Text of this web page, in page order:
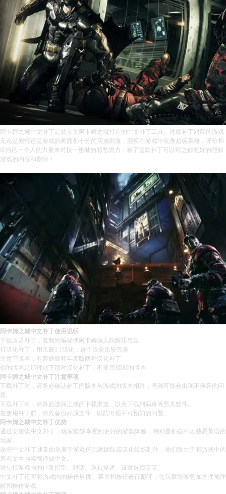
阿卡姆之城中文补丁是款专为阿卡姆之城打造的中文补丁工具。这款补丁对应的游戏
无论是剧情还是游戏的画面都十分的震撼刺激，顽疾在游戏中化身超级英雄，评价和
IE自己一个人的力量来对抗一座城的邪恶势力，有了这款补丁可以帮之你更好的理解
游戏的内容和剧情！
阿卡姆之城中文补丁使用说明
下载汉语补丁，复制到蝙蝠侠阿卡姆疯人院解压包里
打汉化补丁，用天邈1.1汉化，这个汉化比较完美
注意下版本，有普通版和年度版两种汉化补丁
你的版本是那种就下那种汉化补丁，不要用3DM的版本
阿卡姆之城中文补丁注意事项
下载补丁时，请务必确认补丁的版本与游戏的版本相符，否则可能会出现不兼容的问
题。
下载补丁时，请务必选择正规的下载渠道，以免下载到病毒等恶意软件。
在使用补丁前，请先备份好原文件，以防出现不可预知的问题。
阿卡姆之城中文补丁优势
通过安装该中文补丁，玩家能够享受到更好的游戏体验，特别是那些不太熟悉英语的
玩家。
这些中文补丁通常由热衷于游戏的玩家团队或汉化组织制作，他们致力于将游戏中的
所有文本内容翻译成中文。
这包括游戏内的任务指引、对话、道具描述、设置选项等等。
中文补丁还可将游戏内的操作界面、菜单和按钮进行翻译，使玩家能够更加方便地理
解和操作游戏。